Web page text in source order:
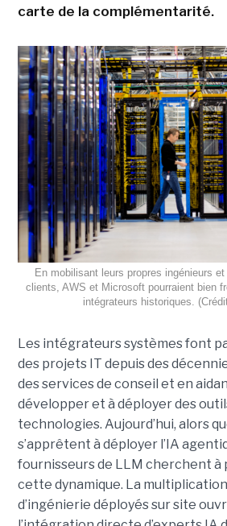
carte de la complémentarité.
En mobilisant leurs propres ingénieurs
clients, AWS et Microsoft pourraient bien
intégrateurs historiques.
Les intégrateurs systèmes font
des projets IT depuis des
des services de conseil et en
développer et à déployer des
technologies. Aujourd’hui, alors
s’apprêtent à déployer l’IA
fournisseurs de LLM cherchent à
cette dynamique. La
d’ingénierie déployés sur site